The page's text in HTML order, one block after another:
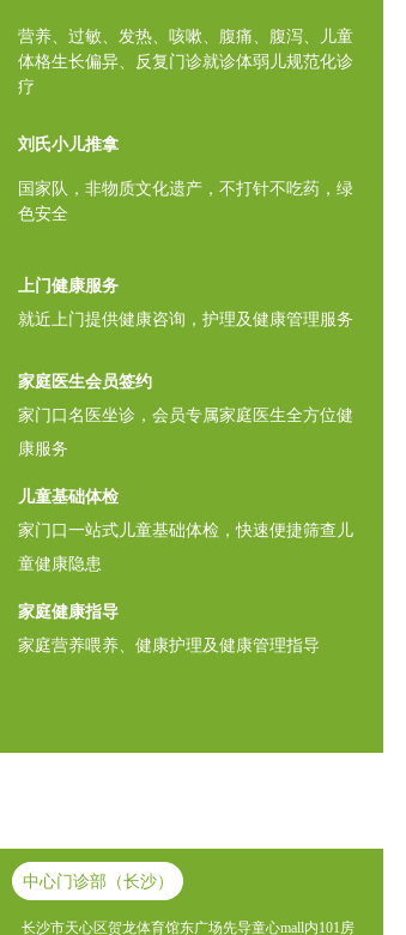
营养、过敏、发热、咳嗽、腹痛、腹泻、儿童
体格生长偏异、反复门诊就诊体弱儿规范化诊
疗
刘氏小儿推拿
国家队，非物质文化遗产，不打针不吃药，绿
色安全
上门健康服务
就近上门提供健康咨询，护理及健康管理服务
家庭医生会员签约
家门口名医坐诊，会员专属家庭医生全方位健
康服务
儿童基础体检
家门口一站式儿童基础体检，快速便捷筛查儿
童健康隐患
家庭健康指导
家庭营养喂养、健康护理及健康管理指导
中心门诊部（长沙）
长沙市天心区贺龙体育馆东广场先导童心mall内101房